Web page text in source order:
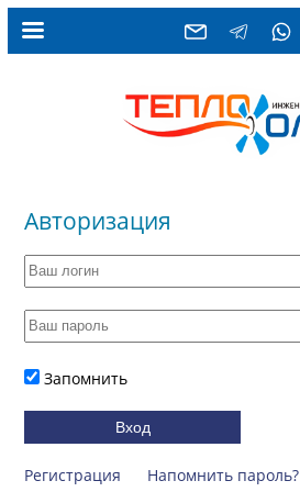
Авторизация
Запомнить
Регистрация Напомнить пароль?